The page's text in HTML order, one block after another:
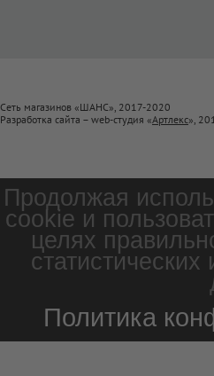
Сеть магазинов «ШАНС», 2017-2020
Разработка сайта – web-студия «Артлекс»,
Продолжая
cookie и
целях
Политика